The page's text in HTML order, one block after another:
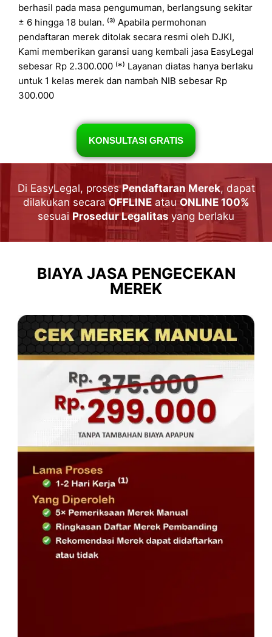
berhasil pada masa pengumuman, berlangsung sekitar
± 6 hingga 18 bulan. ⁽³⁾ Apabila permohonan
pendaftaran merek ditolak secara resmi oleh DJKI,
Kami memberikan garansi uang kembali jasa EasyLegal
sebesar Rp 2.300.000 ⁽*⁾ Layanan diatas hanya berlaku
untuk 1 kelas merek dan nambah NIB sebesar Rp
300.000
KONSULTASI GRATIS
Di EasyLegal, prosesPendaftaran Merek, dapat
dilakukan secaraOFFLINEatau ONLINE 100%
sesuai Prosedur Legalitas yang berlaku
BIAYA JASA PENGECEKAN
MEREK